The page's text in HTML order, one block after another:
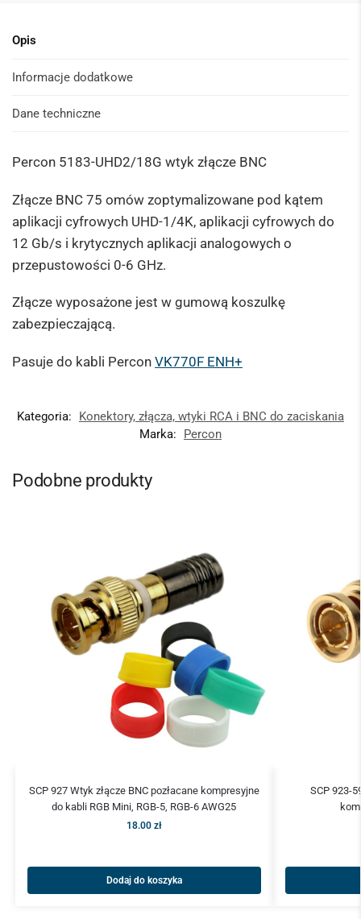
Opis
Informacje dodatkowe
Dane techniczne
Percon 5183-UHD2/18G wtyk złącze BNC
Złącze BNC 75 omów zoptymalizowane pod kątem
aplikacji cyfrowych UHD-1/4K, aplikacji cyfrowych do
12 Gb/s i krytycznych aplikacji analogowych o
przepustowości 0-6 GHz.
Złącze wyposażone jest w gumową koszulkę
zabezpieczającą.
Pasuje do kabli Percon VK770F ENH+
Kategoria:
Konektory, złącza, wtyki RCA i BNC do zaciskania
Marka:
Percon
Podobne produkty
SCP 927 Wtyk złącze BNC pozłacane kompresyjne
do kabli RGB Mini, RGB-5, RGB-6 AWG25
18.00 zł
Dodaj do koszyka
SCP 923-